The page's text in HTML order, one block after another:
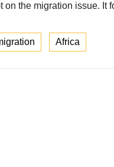
the migration issue. It
Africa